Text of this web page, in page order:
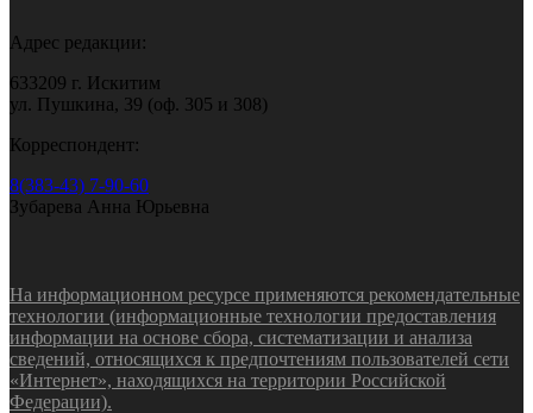
Адрес редакции:
633209 г. Искитим
ул. Пушкина, 39 (оф. 305 и 308)
Корреспондент:
8(383-43) 7-90-60
Зубарева Анна Юрьевна
На информационном ресурсе применяются рекомендательные
технологии (информационные технологии предоставления
информации на основе сбора, систематизации и анализа
сведений, относящихся к предпочтениям пользователей сети
«Интернет», находящихся на территории Российской
Федерации).